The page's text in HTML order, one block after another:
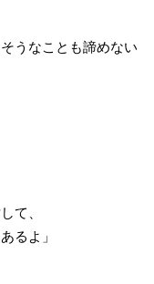
うなことも諦めない
て、
るよ」